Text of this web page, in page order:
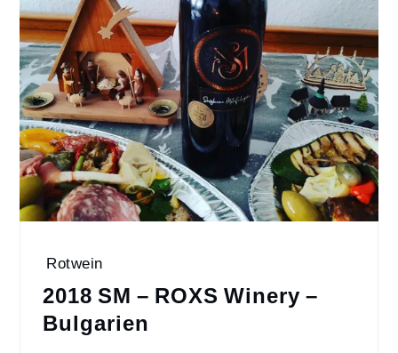
Rotwein
2018 SM – ROXS Winery –
Bulgarien